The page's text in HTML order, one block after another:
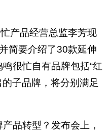
产品经营总监李芳现
简要介绍了30款延伸
很忙自有品牌包括“红
的子品牌，将分别满足
品转型？发布会上，